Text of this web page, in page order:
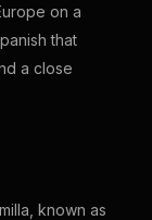
on a
that
a close
known as